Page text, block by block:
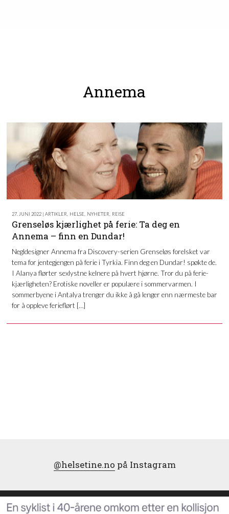
Annema
27. JUNI 2022 | ARTIKLER HELSE NYHETER REISE
Grenseløs kjærlighet på ferie: Ta deg en
Annema – finn en Dundar!
Negldesigner Annema fra Discovery-serien Grenseløs forelsket var
tema for jentegjengen på ferie i Tyrkia. Finn deg en Dundar! spøkte de.
I Alanya flørter sexlystne kelnere på hvert hjørne. Tror du på ferie-
kjærligheten? Erotiske noveller er populære i sommervarmen. I
sommerbyene i Antalya trenger du ikke å gå lenger enn nærmeste bar
for å oppleve ferieflørt […]
@helsetine.no på Instagram